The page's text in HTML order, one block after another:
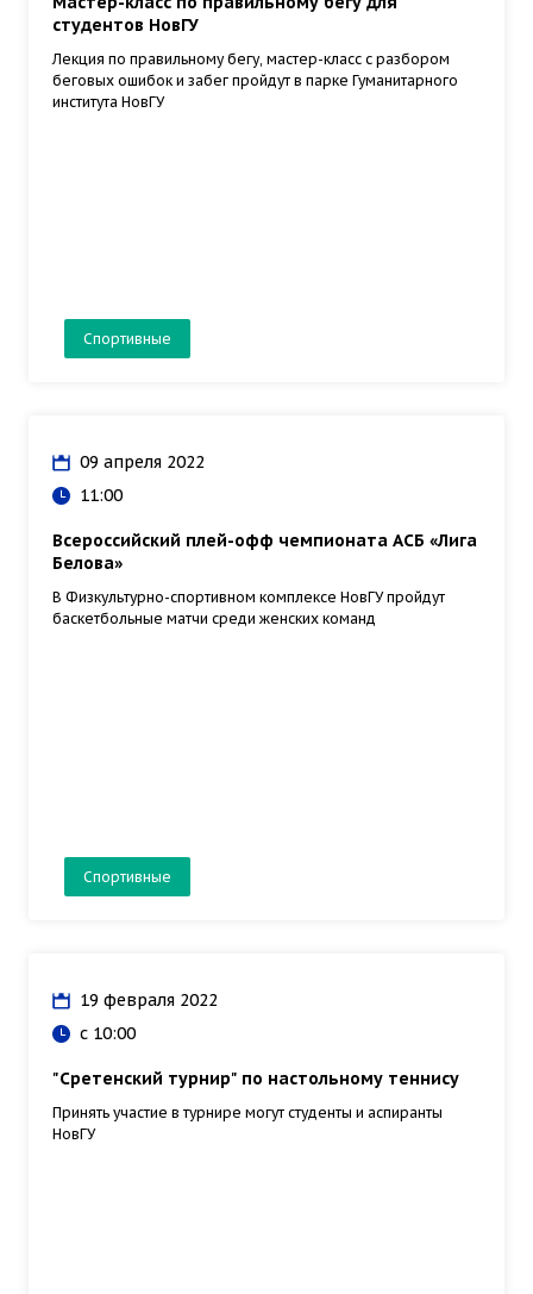
студентов НовГУ
Лекция по правильному бегу, мастер-класс с разбором
беговых ошибок и забег пройдут в парке Гуманитарного
института НовГУ
Спортивные
09 апреля 2022
11:00
Всероссийский плей-офф чемпионата АСБ «Лига
Белова»
В Физкультурно-спортивном комплексе НовГУ пройдут
баскетбольные матчи среди женских команд
Спортивные
19 февраля 2022
с 10:00
"Сретенский турнир" по настольному теннису
Принять участие в турнире могут студенты и аспиранты
НовГУ